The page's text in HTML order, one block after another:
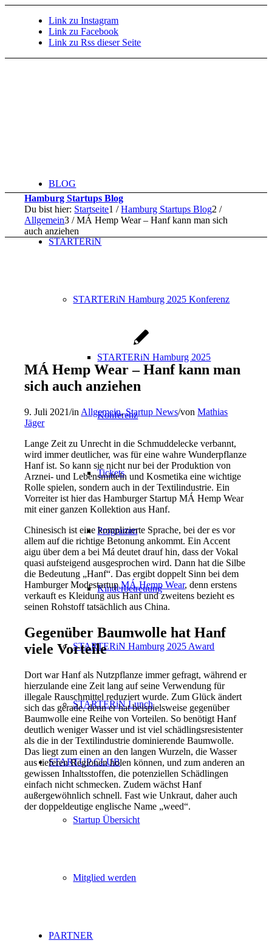
Link zu Instagram
Link zu Facebook
Link zu Rss dieser Seite
BLOG
STARTERiN
STARTERiN Hamburg 2025 Konferenz
STARTERiN Hamburg 2025
Konferenz
Tickets
Programm
Kinderbetreuung
STARTERiN Hamburg 2025 Award
STARTERiN Lunch
STARTUP CLUB
Startup Übersicht
Mitglied werden
PARTNER
Hamburg Startups Blog
Du bist hier: Startseite1 / Hamburg Startups Blog2 /
Allgemein3 / MÁ Hemp Wear – Hanf kann man sich
auch anziehen
MÁ Hemp Wear – Hanf kann man
sich auch anziehen
9. Juli 2021/in Allgemein,Startup News/vonMathias
Jäger
Lange Zeit zu Unrecht in die Schmuddelecke verbannt,
wird immer deutlicher, was für eine wahre Wunderpflanze
Hanf ist. So kann sie nicht nur bei der Produktion von
Arznei- und Lebensmitteln und Kosmetika eine wichtige
Rolle spielen, sondern auch in der Textilindustrie. Ein
Vorreiter ist hier das Hamburger Startup MÁ Hemp Wear
mit einer ganzen Kollektion aus Hanf.
Chinesisch ist eine komplizierte Sprache, bei der es vor
allem auf die richtige Betonung ankommt. Ein Accent
aigu über dem a bei Má deutet drauf hin, dass der Vokal
quasi aufsteigend ausgesprochen wird. Dann hat die Silbe
die Bedeutung „Hanf“. Das ergibt doppelt Sinn bei dem
Hamburger ModestartupMÁ Hemp Wear, denn erstens
verkauft es Kleidung aus Hanf und zweitens bezieht es
seinen Rohstoff tatsächlich aus China.
Gegenüber Baumwolle hat Hanf
viele Vorteile
Dort war Hanf als Nutzpflanze immer gefragt, während er
hierzulande eine Zeit lang auf seine Verwendung für
illegale Rauschmittel reduziert wurde. Zum Glück ändert
sich das gerade, denn er hat beispielsweise gegenüber
Baumwolle eine Reihe von Vorteilen. So benötigt Hanf
deutlich weniger Wasser und ist viel schädlingsresistenter
als die in der Textilindustrie dominierende Baumwolle.
Das liegt zum einen an den langen Wurzeln, die Wasser
aus tieferen Regionen holen können, und zum anderen an
gewissen Inhaltsstoffen, die potenziellen Schädlingen
einfach nicht schmecken. Zudem wächst Hanf
außergewöhnlich schnell. Fast wie Unkraut, daher auch
der doppeldeutige englische Name „weed“.